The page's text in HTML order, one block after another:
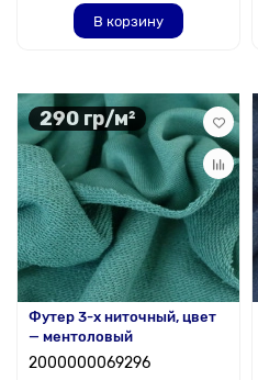
В корзину
290 гр/м²
Футер 3-х ниточный, цвет
— ментоловый
2000000069296